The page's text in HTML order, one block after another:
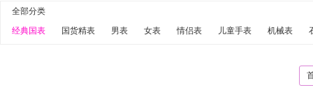
全部分类
经典国表
国货精表 男表 女表 情侣表 儿童手表 机械表